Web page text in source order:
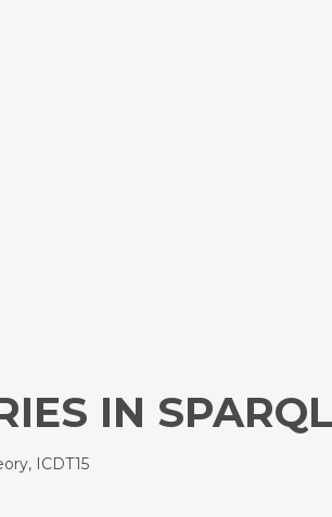
IN SPARQL
ICDT15